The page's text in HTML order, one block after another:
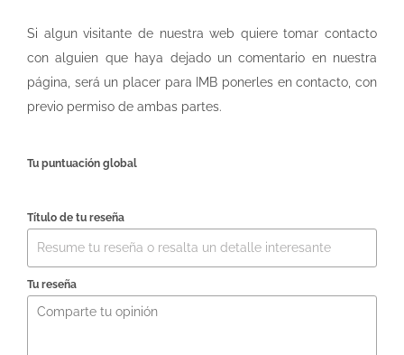
Si algun visitante de nuestra web quiere tomar contacto
con alguien que haya dejado un comentario en nuestra
página, será un placer para IMB ponerles en contacto, con
previo permiso de ambas partes.
Tu puntuación global
Título de tu reseña
Tu reseña